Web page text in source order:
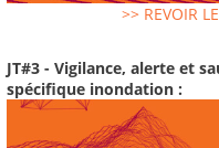
>> REVOIR
JT#3 - Vigilance, alerte et
spécifique inondation :